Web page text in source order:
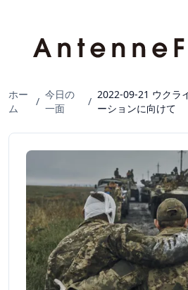
ホー
ム
/
今日の
一面
/
2022-09-21 ウクラ
ーションに向けて